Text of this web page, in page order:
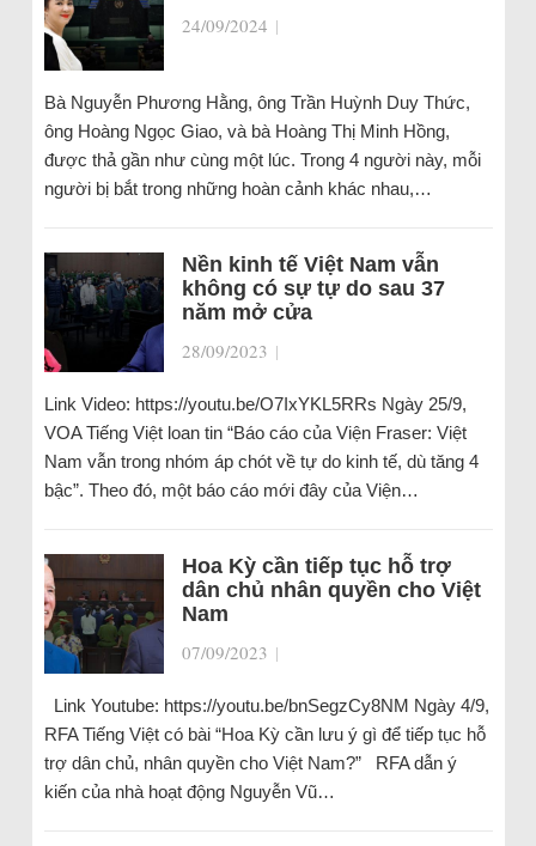
24/09/2024 |
Bà Nguyễn Phương Hằng, ông Trần Huỳnh Duy Thức,
ông Hoàng Ngọc Giao, và bà Hoàng Thị Minh Hồng,
được thả gần như cùng một lúc. Trong 4 người này, mỗi
người bị bắt trong những hoàn cảnh khác nhau,…
Nền kinh tế Việt Nam vẫn
không có sự tự do sau 37
năm mở cửa
28/09/2023 |
Link Video: https://youtu.be/O7IxYKL5RRs Ngày 25/9,
VOA Tiếng Việt loan tin “Báo cáo của Viện Fraser: Việt
Nam vẫn trong nhóm áp chót về tự do kinh tế, dù tăng 4
bậc”. Theo đó, một báo cáo mới đây của Viện…
Hoa Kỳ cần tiếp tục hỗ trợ
dân chủ nhân quyền cho Việt
Nam
07/09/2023 |
Link Youtube: https://youtu.be/bnSegzCy8NM Ngày 4/9,
RFA Tiếng Việt có bài “Hoa Kỳ cần lưu ý gì để tiếp tục hỗ
trợ dân chủ, nhân quyền cho Việt Nam?” RFA dẫn ý
kiến của nhà hoạt động Nguyễn Vũ…